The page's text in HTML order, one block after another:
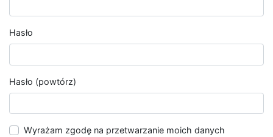
Hasło
Hasło (powtórz)
Wyrażam zgodę na przetwarzanie moich danych